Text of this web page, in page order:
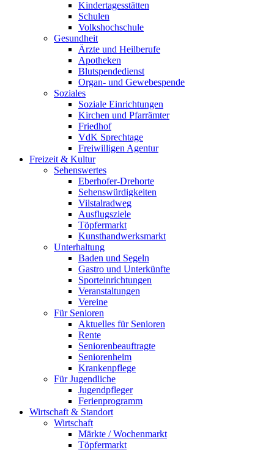
Kindertagesstätten
Schulen
Volkshochschule
Gesundheit
Ärzte und Heilberufe
Apotheken
Blutspendedienst
Organ- und Gewebespende
Soziales
Soziale Einrichtungen
Kirchen und Pfarrämter
Friedhof
VdK Sprechtage
Freiwilligen Agentur
Freizeit & Kultur
Sehenswertes
Eberhofer-Drehorte
Sehenswürdigkeiten
Vilstalradweg
Ausflugsziele
Töpfermarkt
Kunsthandwerksmarkt
Unterhaltung
Baden und Segeln
Gastro und Unterkünfte
Sporteinrichtungen
Veranstaltungen
Vereine
Für Senioren
Aktuelles für Senioren
Rente
Seniorenbeauftragte
Seniorenheim
Krankenpflege
Für Jugendliche
Jugendpfleger
Ferienprogramm
Wirtschaft & Standort
Wirtschaft
Märkte / Wochenmarkt
Töpfermarkt